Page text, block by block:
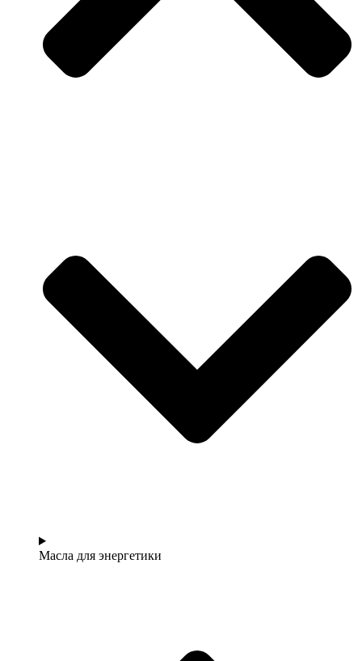
Масла для энергетики